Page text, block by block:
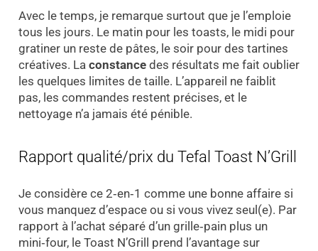
Avec le temps, je remarque surtout que je l’emploie
tous les jours. Le matin pour les toasts, le midi pour
gratiner un reste de pâtes, le soir pour des tartines
créatives. La constancedes résultats me fait oublier
les quelques limites de taille. L’appareil ne faiblit
pas, les commandes restent précises, et le
nettoyage n’a jamais été pénible.
Rapport qualité/prix du Tefal Toast N’Grill
Je considère ce 2‑en‑1 comme une bonne affaire si
vous manquez d’espace ou si vous vivez seul(e). Par
rapport à l’achat séparé d’un grille‑pain plus un
mini‑four, le Toast N’Grill prend l’avantage sur